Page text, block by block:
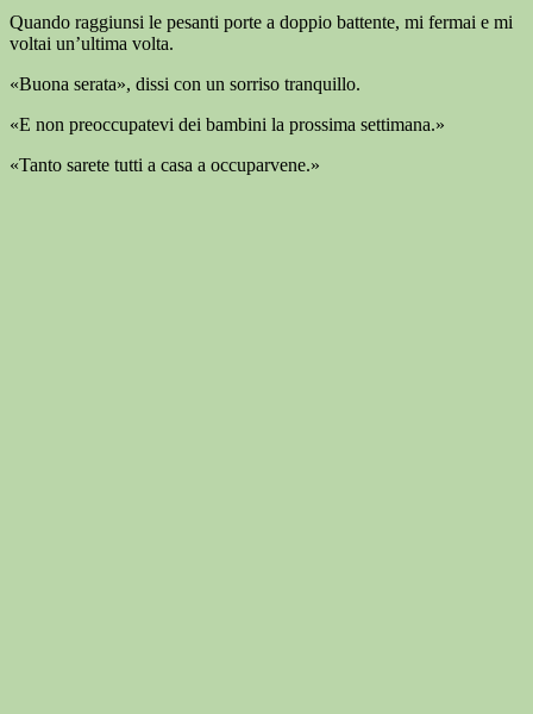
Quando raggiunsi le pesanti porte a doppio battente, mi fermai e mi
voltai un’ultima volta.
«Buona serata», dissi con un sorriso tranquillo.
«E non preoccupatevi dei bambini la prossima settimana.»
«Tanto sarete tutti a casa a occuparvene.»